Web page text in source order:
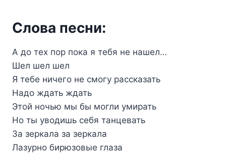
Слова песни:
А до тех пор пока я тебя не нашел…
Шел шел шел
Я тебе ничего не смогу рассказать
Надо ждать ждать
Этой ночью мы бы могли умирать
Но ты уводишь себя танцевать
За зеркала за зеркала
Лазурно бирюзовые глаза